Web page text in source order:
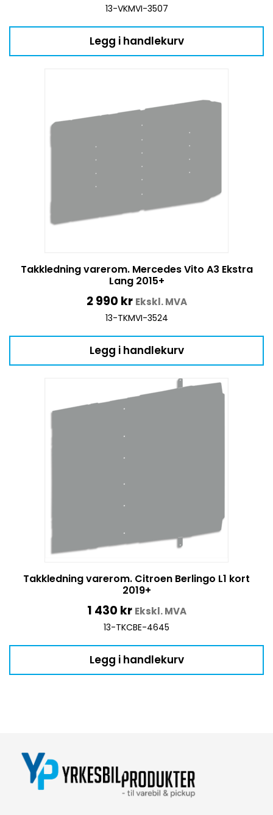
13-VKMVI-3507
Legg i handlekurv
Takkledning varerom. Mercedes Vito A3 Ekstra
Lang 2015+
2 990 kr Ekskl. MVA
13-TKMVI-3524
Legg i handlekurv
Takkledning varerom. Citroen Berlingo L1 kort
2019+
1 430 kr Ekskl. MVA
13-TKCBE-4645
Legg i handlekurv